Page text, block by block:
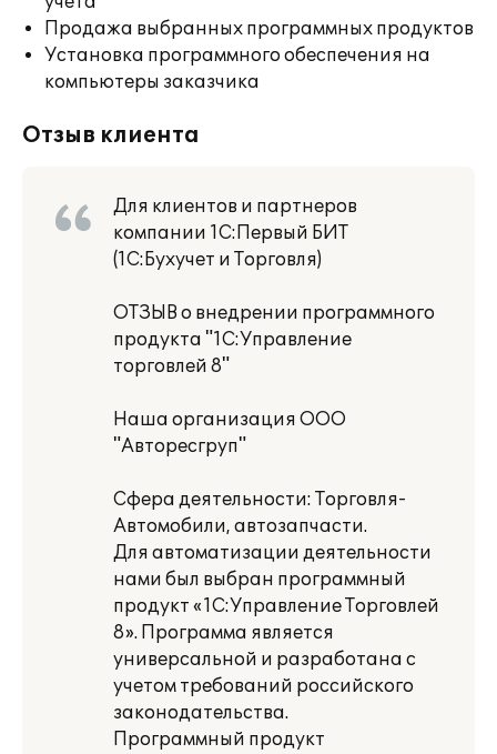
Продажа выбранных программных продуктов
Установка программного обеспечения на
компьютеры заказчика
Отзыв клиента
Для клиентов и партнеров
компании 1С:Первый БИТ
(1С:Бухучет и Торговля)
ОТЗЫВ о внедрении программного
продукта "1С:Управление
торговлей 8"
Наша организация ООО
"Авторесгруп"
Сфера деятельности: Торговля-
Автомобили, автозапчасти.
Для автоматизации деятельности
нами был выбран программный
продукт «1С:Управление Торговлей
8». Программа является
универсальной и разработана с
учетом требований российского
законодательства.
Программный продукт